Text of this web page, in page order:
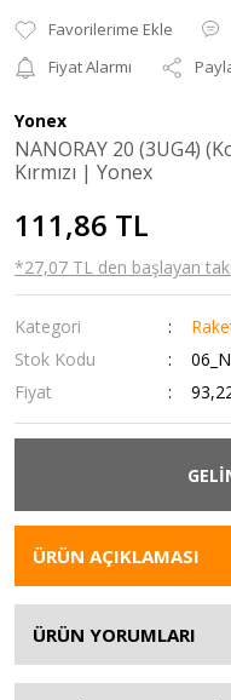
Fiyat Alarmı
Yonex
NANORAY 20 (3UG4)
Kırmızı | Yonex
111,86 TL
*27,07 TL den başlayan
Kategori
Stok Kodu
Fiyat
ÜRÜN AÇIKLAMASI
ÜRÜN YORUMLARI